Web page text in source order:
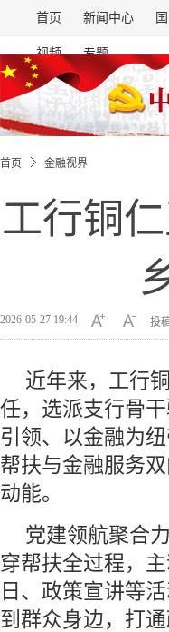
首页 新闻中心
视频 专题
首页 金融视界
工行铜
2026-05-27 19:44 投
近年来，工行
任，选派支行骨
引领、以金融为
帮扶与金融服务
动能。
党建领航聚合
穿帮扶全过程，
日、政策宣讲等
到群众身边，打